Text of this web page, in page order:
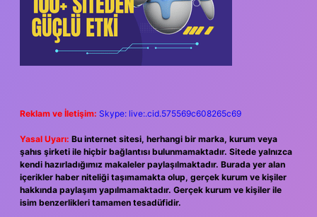
Reklam ve İletişim: Skype: live:.cid.575569c608265c69
Yasal Uyarı: Bu internet sitesi, herhangi bir marka, kurum veya
şahıs şirketi ile hiçbir bağlantısı bulunmamaktadır. Sitede yalnızca
kendi hazırladığımız makaleler paylaşılmaktadır. Burada yer alan
içerikler haber niteliği taşımamakta olup, gerçek kurum ve kişiler
hakkında paylaşım yapılmamaktadır. Gerçek kurum ve kişiler ile
isim benzerlikleri tamamen tesadüfidir.